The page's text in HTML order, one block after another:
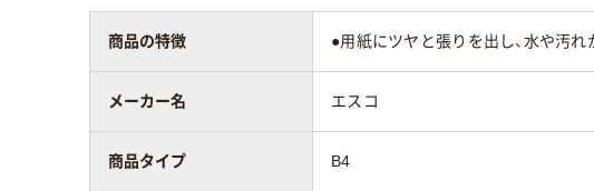
商品の特徴 ●用紙にツヤと張りを出し、水や汚
メーカー名 エスコ
商品タイプ B4